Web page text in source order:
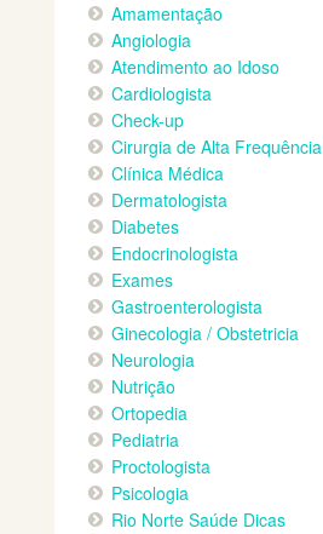
Amamentação
Angiologia
Atendimento ao Idoso
Cardiologista
Check-up
Cirurgia de Alta Frequência
Clínica Médica
Dermatologista
Diabetes
Endocrinologista
Exames
Gastroenterologista
Ginecologia / Obstetricia
Neurologia
Nutrição
Ortopedia
Pediatria
Proctologista
Psicologia
Rio Norte Saúde Dicas